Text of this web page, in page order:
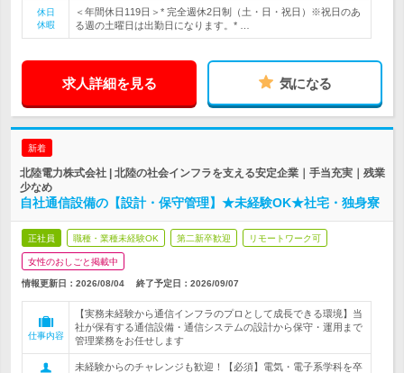
休日
休暇
＜年間休日119日＞* 完全週休2日制（土・日・祝日）※祝日のあ
る週の土曜日は出勤日になります。* …
求人詳細を見る 気になる
新着
北陸電力株式会社 | 北陸の社会インフラを支える安定企業｜手当充実｜残業
少なめ
自社通信設備の【設計・保守管理】★未経験OK★社宅・独身寮
正社員 職種・業種未経験OK 第二新卒歓迎 リモートワーク可
女性のおしごと掲載中
情報更新日：2026/08/04 終了予定日： 2026/09/07
仕事内容
【実務未経験から通信インフラのプロとして成長できる環境】当
社が保有する通信設備・通信システムの設計から保守・運用まで
管理業務をお任せします
未経験からのチャレンジも歓迎！【必須】電気・電子系学科を卒